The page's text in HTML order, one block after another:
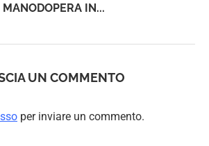
MANODOPERA IN...
UN COMMENTO
per inviare un commento.